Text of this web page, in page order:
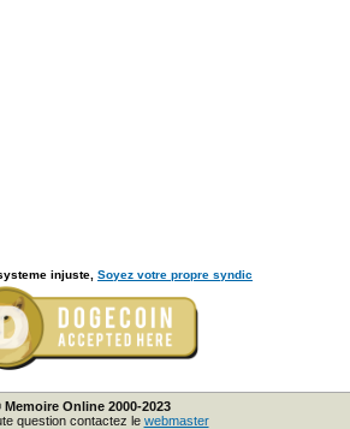
injuste, Soyez votre propre syndic
Memoire Online 2000-2023
question contactez le webmaster